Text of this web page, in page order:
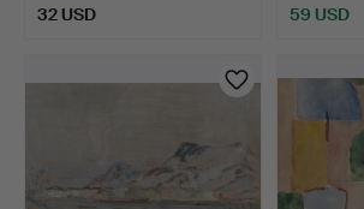
32 USD 59 USD